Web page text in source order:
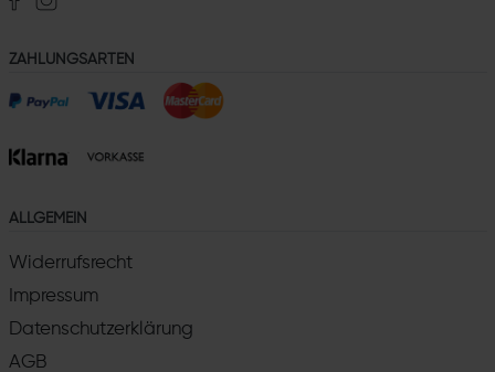
ZAHLUNGSARTEN
ALLGEMEIN
Widerrufsrecht
Impressum
Datenschutzerklärung
AGB